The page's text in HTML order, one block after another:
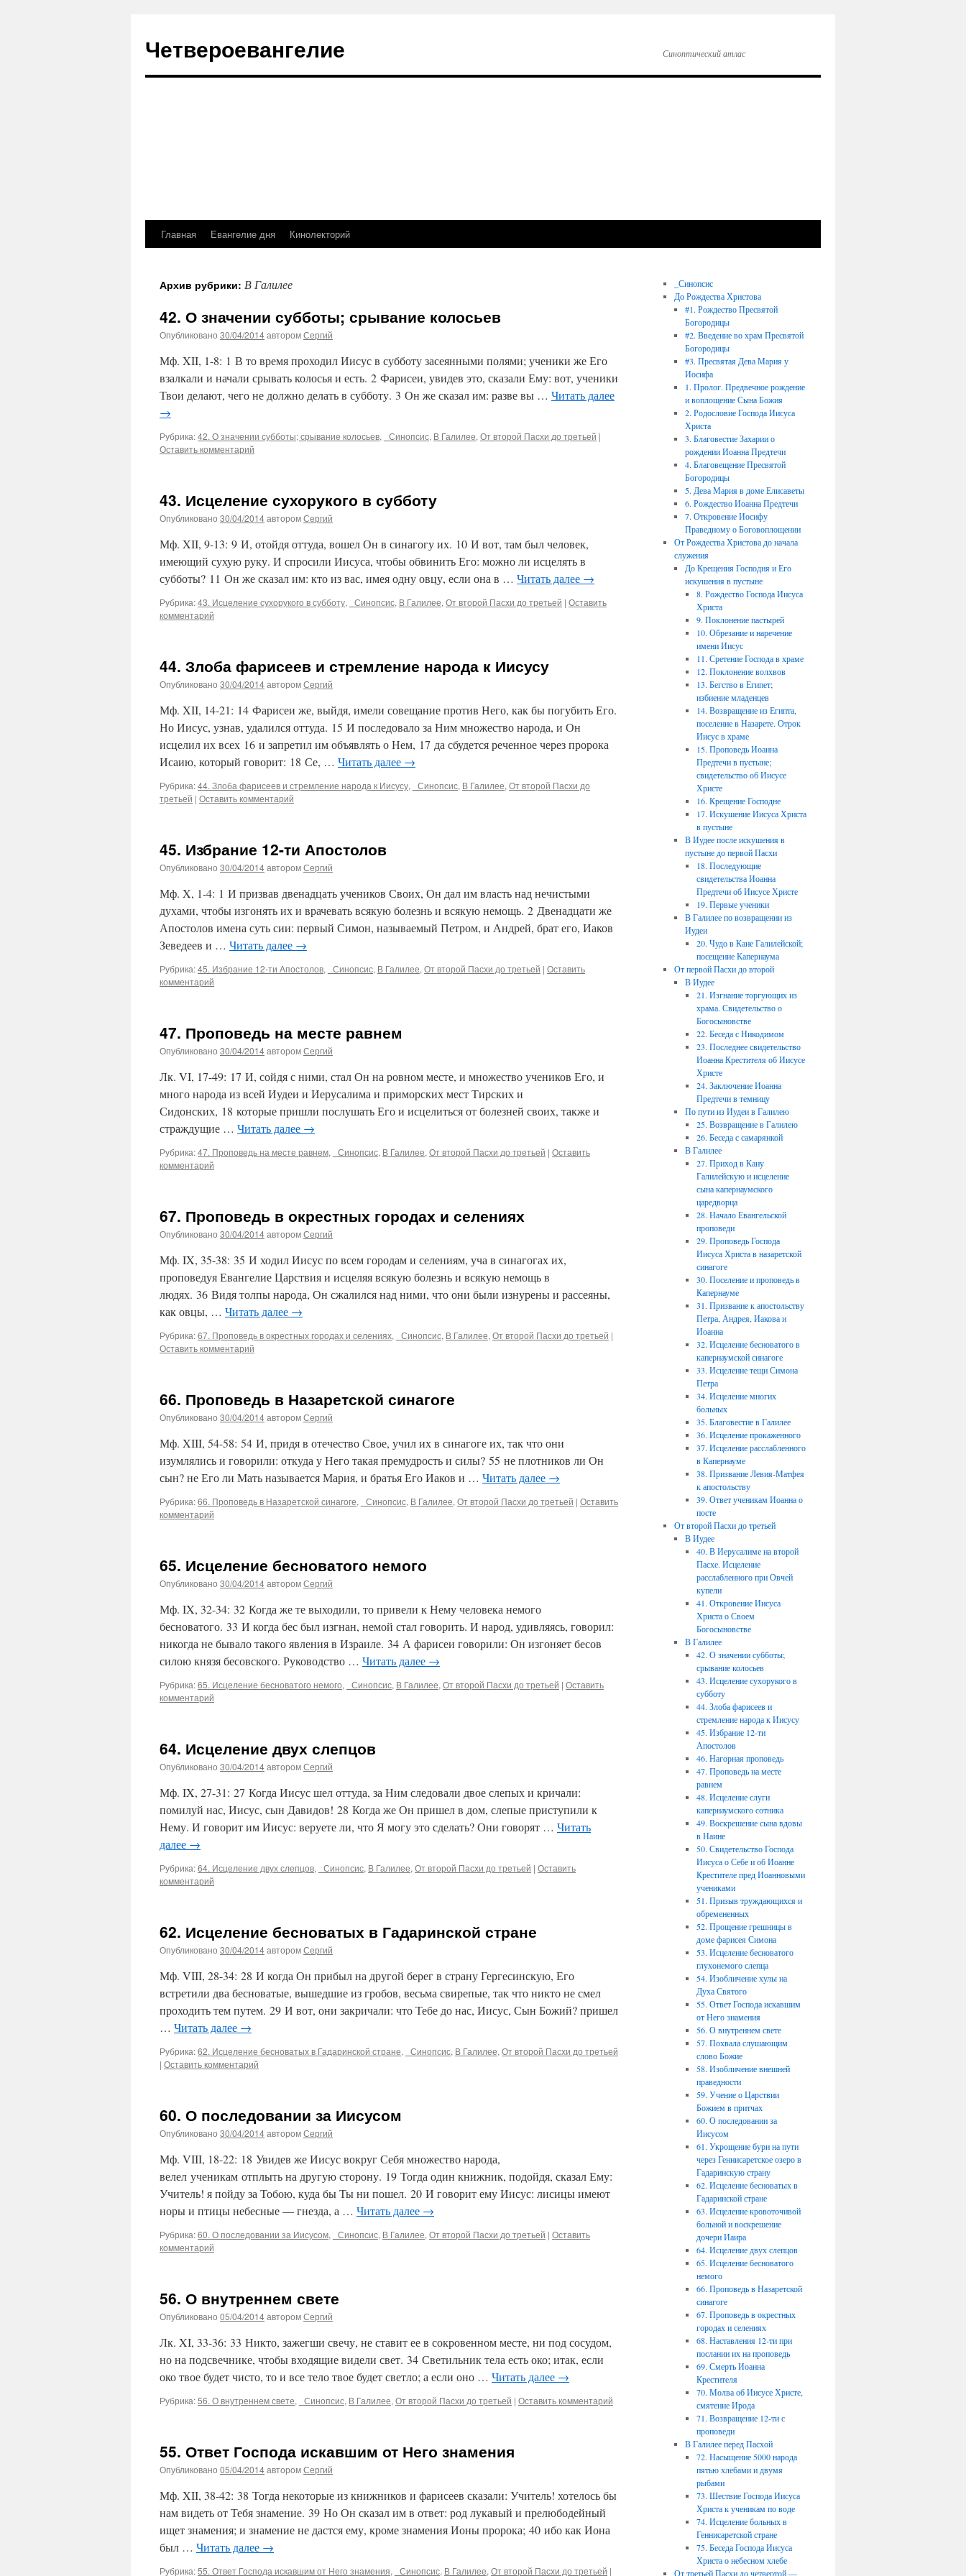
Четвероевангелие Синоптический атлас
Перейти
содержимому
Главная Евангелие дня Кинолекторий
Архив рубрики: В Галилее
42. О значении субботы; срывание колосьев
Опубликовано 30/04/2014авторомСергий
Мф. XII, 1-8: 1 В то время проходил Иисус в субботу засеянными полями; ученики же Его
взалкали и начали срывать колосья и есть. 2 Фарисеи, увидев это, сказали Ему: вот, ученики
Твои делают, чего не должно делать в субботу. 3 Он же сказал им: разве вы … Читать далее
→
Рубрика:42. О значении субботы; срывание колосьев, _Синопсис, В Галилее, От второй Пасхи до третьей |
Оставить комментарий
43. Исцеление сухорукого в субботу
Опубликовано 30/04/2014авторомСергий
Мф. XII, 9-13: 9 И, отойдя оттуда, вошел Он в синагогу их. 10 И вот, там был человек,
имеющий сухую руку. И спросили Иисуса, чтобы обвинить Его: можно ли исцелять в
субботы? 11 Он же сказал им: кто из вас, имея одну овцу, если она в … Читать далее →
Рубрика:43. Исцеление сухорукого в субботу, _Синопсис, В Галилее, От второй Пасхи до третьей | Оставить
комментарий
44. Злоба фарисеев и стремление народа к Иисусу
Опубликовано 30/04/2014авторомСергий
Мф. XII, 14-21: 14 Фарисеи же, выйдя, имели совещание против Него, как бы погубить Его.
Но Иисус, узнав, удалился оттуда. 15 И последовало за Ним множество народа, и Он
исцелил их всех 16 и запретил им объявлять о Нем, 17 да сбудется реченное через пророка
Исаию, который говорит: 18 Се, … Читать далее →
Рубрика:44. Злоба фарисеев и стремление народа к Иисусу, _Синопсис, В Галилее, От второй Пасхи до
третьей | Оставить комментарий
45. Избрание 12-ти Апостолов
Опубликовано 30/04/2014авторомСергий
Мф. X, 1-4: 1 И призвав двенадцать учеников Своих, Он дал им власть над нечистыми
духами, чтобы изгонять их и врачевать всякую болезнь и всякую немощь. 2 Двенадцати же
Апостолов имена суть сии: первый Симон, называемый Петром, и Андрей, брат его, Иаков
Зеведеев и … Читать далее →
Рубрика:45. Избрание 12-ти Апостолов, _Синопсис, В Галилее, От второй Пасхи до третьей | Оставить
комментарий
47. Проповедь на месте равнем
Опубликовано 30/04/2014авторомСергий
Лк. VI, 17-49: 17 И, сойдя с ними, стал Он на ровном месте, и множество учеников Его, и
много народа из всей Иудеи и Иерусалима и приморских мест Тирских и
Сидонских, 18 которые пришли послушать Его и исцелиться от болезней своих, также и
страждущие … Читать далее →
Рубрика:47. Проповедь на месте равнем, _Синопсис, В Галилее, От второй Пасхи до третьей | Оставить
комментарий
67. Проповедь в окрестных городах и селениях
Опубликовано 30/04/2014авторомСергий
Мф. IX, 35-38: 35 И ходил Иисус по всем городам и селениям, уча в синагогах их,
проповедуя Евангелие Царствия и исцеляя всякую болезнь и всякую немощь в
людях. 36 Видя толпы народа, Он сжалился над ними, что они были изнурены и рассеяны,
как овцы, … Читать далее →
Рубрика:67. Проповедь в окрестных городах и селениях, _Синопсис, В Галилее, От второй Пасхи до третьей |
Оставить комментарий
66. Проповедь в Назаретской синагоге
Опубликовано 30/04/2014авторомСергий
Мф. XIII, 54-58: 54 И, придя в отечество Свое, учил их в синагоге их, так что они
изумлялись и говорили: откуда у Него такая премудрость и силы? 55 не плотников ли Он
сын? не Его ли Мать называется Мария, и братья Его Иаков и … Читать далее →
Рубрика:66. Проповедь в Назаретской синагоге, _Синопсис, В Галилее, От второй Пасхи до третьей | Оставить
комментарий
65. Исцеление бесноватого немого
Опубликовано 30/04/2014авторомСергий
Мф. IX, 32-34: 32 Когда же те выходили, то привели к Нему человека немого
бесноватого. 33 И когда бес был изгнан, немой стал говорить. И народ, удивляясь, говорил:
никогда не бывало такого явления в Израиле. 34 А фарисеи говорили: Он изгоняет бесов
силою князя бесовского. Руководство … Читать далее →
Рубрика:65. Исцеление бесноватого немого, _Синопсис, В Галилее, От второй Пасхи до третьей | Оставить
комментарий
64. Исцеление двух слепцов
Опубликовано 30/04/2014авторомСергий
Мф. IX, 27-31: 27 Когда Иисус шел оттуда, за Ним следовали двое слепых и кричали:
помилуй нас, Иисус, сын Давидов! 28 Когда же Он пришел в дом, слепые приступили к
Нему. И говорит им Иисус: веруете ли, что Я могу это сделать? Они говорят … Читать
далее →
Рубрика:64. Исцеление двух слепцов, _Синопсис, В Галилее, От второй Пасхи до третьей | Оставить
комментарий
62. Исцеление бесноватых в Гадаринской стране
Опубликовано 30/04/2014авторомСергий
Мф. VIII, 28-34: 28 И когда Он прибыл на другой берег в страну Гергесинскую, Его
встретили два бесноватые, вышедшие из гробов, весьма свирепые, так что никто не смел
проходить тем путем. 29 И вот, они закричали: что Тебе до нас, Иисус, Сын Божий? пришел
… Читать далее →
Рубрика:62. Исцеление бесноватых в Гадаринской стране, _Синопсис, В Галилее, От второй Пасхи до третьей
| Оставить комментарий
60. О последовании за Иисусом
Опубликовано 30/04/2014авторомСергий
Мф. VIII, 18-22: 18 Увидев же Иисус вокруг Себя множество народа,
велел ученикам отплыть на другую сторону. 19 Тогда один книжник, подойдя, сказал Ему:
Учитель! я пойду за Тобою, куда бы Ты ни пошел. 20 И говорит ему Иисус: лисицы имеют
норы и птицы небесные — гнезда, а … Читать далее →
Рубрика:60. О последовании за Иисусом, _Синопсис, В Галилее, От второй Пасхи до третьей | Оставить
комментарий
56. О внутреннем свете
Опубликовано 05/04/2014авторомСергий
Лк. XI, 33-36: 33 Никто, зажегши свечу, не ставит ее в сокровенном месте, ни под сосудом,
но на подсвечнике, чтобы входящие видели свет. 34 Светильник тела есть око; итак, если
око твое будет чисто, то и все тело твое будет светло; а если оно … Читать далее →
Рубрика:56. О внутреннем свете, _Синопсис, В Галилее, От второй Пасхи до третьей | Оставить комментарий
55. Ответ Господа искавшим от Него знамения
Опубликовано 05/04/2014авторомСергий
Мф. XII, 38-42: 38 Тогда некоторые из книжников и фарисеев сказали: Учитель! хотелось бы
нам видеть от Тебя знамение. 39 Но Он сказал им в ответ: род лукавый и прелюбодейный
ищет знамения; и знамение не дастся ему, кроме знамения Ионы пророка; 40 ибо как Иона
был … Читать далее →
Рубрика:55. Ответ Господа искавшим от Него знамения, _Синопсис, В Галилее, От второй Пасхи до третьей |
_Синопсис
До Рождества Христова
#1. Рождество Пресвятой
Богородицы
#2. Введение во храм Пресвятой
Богородицы
#3. Пресвятая Дева Мария у
Иосифа
1. Пролог. Предвечное рождение
и воплощение Сына Божия
2. Родословие Господа Иисуса
Христа
3. Благовестие Захарии о
рождении Иоанна Предтечи
4. Благовещение Пресвятой
Богородицы
5. Дева Мария в доме Елисаветы
6. Рождество Иоанна Предтечи
7. Откровение Иосифу
Праведному о Боговоплощении
От Рождества Христова до начала
служения
До Крещения Господня и Его
искушения в пустыне
8. Рождество Господа Иисуса
Христа
9. Поклонение пастырей
10. Обрезание и наречение
имени Иисус
11. Сретение Господа в храме
12. Поклонение волхвов
13. Бегство в Египет;
избиение младенцев
14. Возвращение из Египта,
поселение в Назарете. Отрок
Иисус в храме
15. Проповедь Иоанна
Предтечи в пустыне;
свидетельство об Иисусе
Христе
16. Крещение Господне
17. Искушение Иисуса Христа
в пустыне
В Иудее после искушения в
пустыне до первой Пасхи
18. Последующие
свидетельства Иоанна
Предтечи об Иисусе Христе
19. Первые ученики
В Галилее по возвращении из
Иудеи
20. Чудо в Кане Галилейской;
посещение Капернаума
От первой Пасхи до второй
В Иудее
21. Изгнание торгующих из
храма. Свидетельство о
Богосыновстве
22. Беседа с Никодимом
23. Последнее свидетельство
Иоанна Крестителя об Иисусе
Христе
24. Заключение Иоанна
Предтечи в темницу
По пути из Иудеи в Галилею
25. Возвращение в Галилею
26. Беседа с самарянкой
В Галилее
27. Приход в Кану
Галилейскую и исцеление
сына капернаумского
царедворца
28. Начало Евангельской
проповеди
29. Проповедь Господа
Иисуса Христа в назаретской
синагоге
30. Поселение и проповедь в
Капернауме
31. Призвание к апостольству
Петра, Андрея, Иакова и
Иоанна
32. Исцеление бесноватого в
капернаумской синагоге
33. Исцеление тещи Симона
Петра
34. Исцеление многих
больных
35. Благовестие в Галилее
36. Исцеление прокаженного
37. Исцеление расслабленного
в Капернауме
38. Призвание Левия-Матфея
к апостольству
39. Ответ ученикам Иоанна о
посте
От второй Пасхи до третьей
В Иудее
40. В Иерусалиме на второй
Пасхе. Исцеление
расслабленного при Овчей
купели
41. Откровение Иисуса
Христа о Своем
Богосыновстве
В Галилее
42. О значении субботы;
срывание колосьев
43. Исцеление сухорукого в
субботу
44. Злоба фарисеев и
стремление народа к Иисусу
45. Избрание 12-ти
Апостолов
46. Нагорная проповедь
47. Проповедь на месте
равнем
48. Исцеление слуги
капернаумского сотника
49. Воскрешение сына вдовы
в Наине
50. Свидетельство Господа
Иисуса о Себе и об Иоанне
Крестителе пред Иоанновыми
учениками
51. Призыв труждающихся и
обремененных
52. Прощение грешницы в
доме фарисея Симона
53. Исцеление бесноватого
глухонемого слепца
54. Изобличение хулы на
Духа Святого
55. Ответ Господа искавшим
от Него знамения
56. О внутреннем свете
57. Похвала слушающим
слово Божие
58. Изобличение внешней
праведности
59. Учение о Царствии
Божием в притчах
60. О последовании за
Иисусом
61. Укрощение бури на пути
через Геннисаретское озеро в
Гадаринскую страну
62. Исцеление бесноватых в
Гадаринской стране
63. Исцеление кровоточивой
больной и воскрешение
дочери Иаира
64. Исцеление двух слепцов
65. Исцеление бесноватого
немого
66. Проповедь в Назаретской
синагоге
67. Проповедь в окрестных
городах и селениях
68. Наставления 12-ти при
послании их на проповедь
69. Смерть Иоанна
Крестителя
70. Молва об Иисусе Христе,
смятение Ирода
71. Возвращение 12-ти с
проповеди
В Галилее перед Пасхой
72. Насыщение 5000 народа
пятью хлебами и двумя
рыбами
73. Шествие Господа Иисуса
Христа к ученикам по воде
74. Исцеление больных в
Геннисаретской стране
75. Беседа Господа Иисуса
Христа о небесном хлебе
От третьей Пасхи до четвертой —